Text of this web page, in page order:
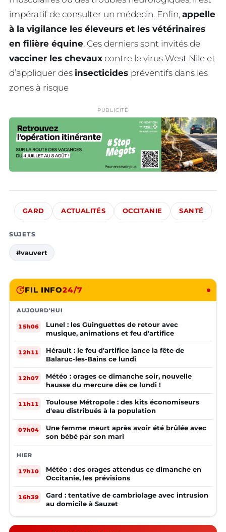
impératif de consulter un médecin. Enfin, appelle
à la vigilance les éleveurs et les vétérinaires
en filière équine. Ces derniers sont invités de
vacciner les chevaux contre le virus West Nile et
d’appliquer des insecticides préventifs dans les
zones à risque
PUBLICITÉ
GARD ACTUALITÉS OCCITANIE SANTÉ
SUJETS
#vauvert
FIL INFO24/7
AUJOURD'HUI
15h06
Lunel : les Guinguettes de retour avec
musique, animations et feu d'artifice
12h11
Hérault : le feu d'artifice lance la fête de
Balaruc-les-Bains ce lundi
12h07
Météo : orages ce dimanche soir, nouvelle
hausse du mercure dès ce lundi !
11h11
Toulouse Métropole : des kits économiseurs
d'eau distribués à la population
07h04
Une femme meurt après avoir été brûlée avec
son bébé par son mari
HIER
17h10
Météo : des orages attendus ce dimanche en
Occitanie, les prévisions
16h39
Gard : tentative de cambriolage avec intrusion
au domicile à Sauzet